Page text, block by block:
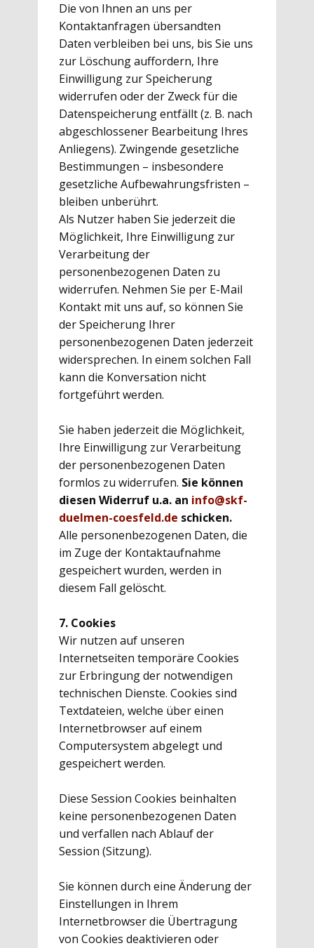
Die von Ihnen an uns per
Kontaktanfragen übersandten
Daten verbleiben bei uns, bis Sie uns
zur Löschung auffordern, Ihre
Einwilligung zur Speicherung
widerrufen oder der Zweck für die
Datenspeicherung entfällt (z. B. nach
abgeschlossener Bearbeitung Ihres
Anliegens). Zwingende gesetzliche
Bestimmungen – insbesondere
gesetzliche Aufbewahrungsfristen –
bleiben unberührt.
Als Nutzer haben Sie jederzeit die
Möglichkeit, Ihre Einwilligung zur
Verarbeitung der
personenbezogenen Daten zu
widerrufen. Nehmen Sie per E-Mail
Kontakt mit uns auf, so können Sie
der Speicherung Ihrer
personenbezogenen Daten jederzeit
widersprechen. In einem solchen Fall
kann die Konversation nicht
fortgeführt werden.
Sie haben jederzeit die Möglichkeit,
Ihre Einwilligung zur Verarbeitung
der personenbezogenen Daten
formlos zu widerrufen. Sie können
diesen Widerruf u.a. an info@skf-
duelmen-coesfeld.de schicken.
Alle personenbezogenen Daten, die
im Zuge der Kontaktaufnahme
gespeichert wurden, werden in
diesem Fall gelöscht.
7. Cookies
Wir nutzen auf unseren
Internetseiten temporäre Cookies
zur Erbringung der notwendigen
technischen Dienste. Cookies sind
Textdateien, welche über einen
Internetbrowser auf einem
Computersystem abgelegt und
gespeichert werden.
Diese Session Cookies beinhalten
keine personenbezogenen Daten
und verfallen nach Ablauf der
Session (Sitzung).
Sie können durch eine Änderung der
Einstellungen in Ihrem
Internetbrowser die Übertragung
von Cookies deaktivieren oder